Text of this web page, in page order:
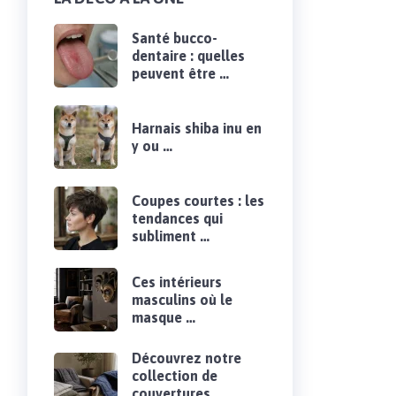
Santé bucco-
dentaire : quelles
peuvent être …
Harnais shiba inu en
y ou …
Coupes courtes : les
tendances qui
subliment …
Ces intérieurs
masculins où le
masque …
Découvrez notre
collection de